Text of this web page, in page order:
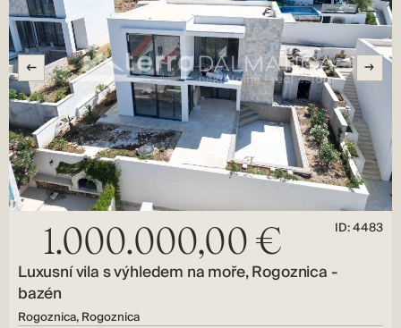
1.000.000,00 € ID: 4483
Luxusní vila s výhledem na moře, Rogoznica -
bazén
Rogoznica, Rogoznica